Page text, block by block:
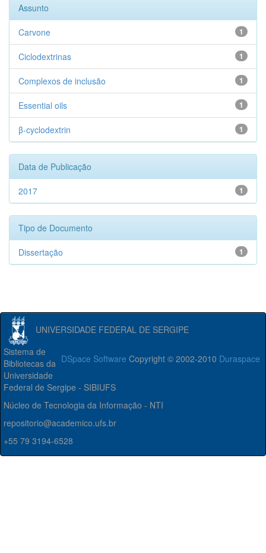
Assunto
1
Carvone
1
Ciclodextrinas
1
Complexos de inclusão
1
Essential oils
1
β-cyclodextrin
Data de Publicação
1
2017
Tipo de Documento
1
Dissertação
UNIVERSIDADE FEDERAL DE SERGIPE
DSpace Software Copyright © 2002-2010 Duraspace
Sistema de
Bibliotecas da
Universidade
Federal de Sergipe - SIBIUFS
Núcleo de Tecnologia da Informação - NTI
repositorio@academico.ufs.br
+55 79 3194-6528